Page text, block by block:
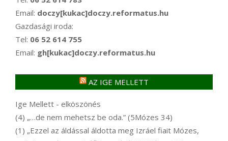
Email: doczy[kukac]doczy.reformatus.hu
Gazdasági iroda:
Tel: 06 52 614 755
Email: gh[kukac]doczy.reformatus.hu
AZ IGE MELLETT
Ige Mellett - elköszönés
(4) „…de nem mehetsz be oda.” (5Mózes 34)
(1) „Ezzel az áldással áldotta meg Izráel fiait Mózes,